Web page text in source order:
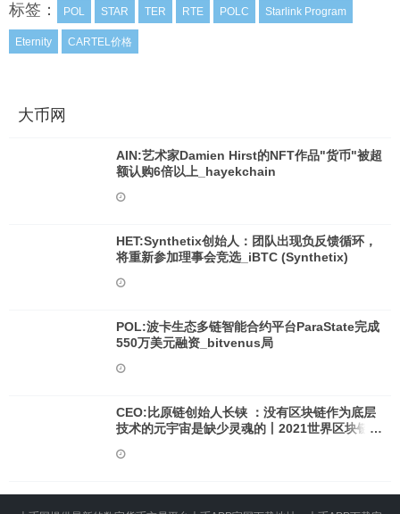
标签： POL STAR TER RTE POLC Starlink Program
Eternity CARTEL价格
大币网
AIN:艺术家Damien Hirst的NFT作品"货币"被超
额认购6倍以上_hayekchain
HET:Synthetix创始人：团队出现负反馈循环，
将重新参加理事会竞选_iBTC (Synthetix)
POL:波卡生态多链智能合约平台ParaState完成
550万美元融资_bitvenus局
CEO:比原链创始人长铗 ：没有区块链作为底层
技术的元宇宙是缺少灵魂的丨2021世界区块链大